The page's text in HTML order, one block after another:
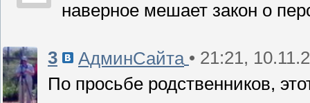
наверное мешает закон о
3 АдминСайта • 21:21,
По просьбе родственников,